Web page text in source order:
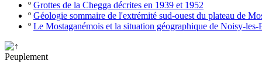
º Grottes de la Chegga décrites en 1939 et 1952
º Géologie sommaire de l'extrémité sud-ouest du plateau de
º Le Mostaganémois et la situation géographique de Noisy-les-
Peuplement